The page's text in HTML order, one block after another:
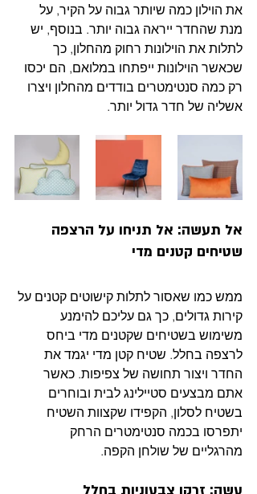
את הוילון כמה שיותר גבוה על הקיר, על
מנת שהחדר ייראה גבוה יותר. בנוסף, יש
לתלות את הוילונות רחוק מהחלון, כך
שכאשר הוילונות ייפתחו במלואם, הם יכסו
רק כמה סנטימטרים בודדים מהחלון ויצרו
אשליה של חדר גדול יותר.
אל תעשה: אל תניחו על הרצפה
שטיחים קטנים מדי
ממש כמו שאסור לתלות קישוטים קטנים על
קירות גדולים, כך גם עליכם להימנע
משימוש בשטיחים שקטנים מדי ביחס
לרצפה בחלל. שטיח קטן מדי יגמד את
החדר ויצור תחושה של צפיפות. כאשר
אתם מבצעים סטיילינג לבית ובוחרים
בשטיח לסלון, הקפידו שקצוות השטיח
יתפרסו בכמה סנטימטרים הרחק
מהרגליים של שולחן הקפה.
עשה: זרקו צבעוניות בחלל